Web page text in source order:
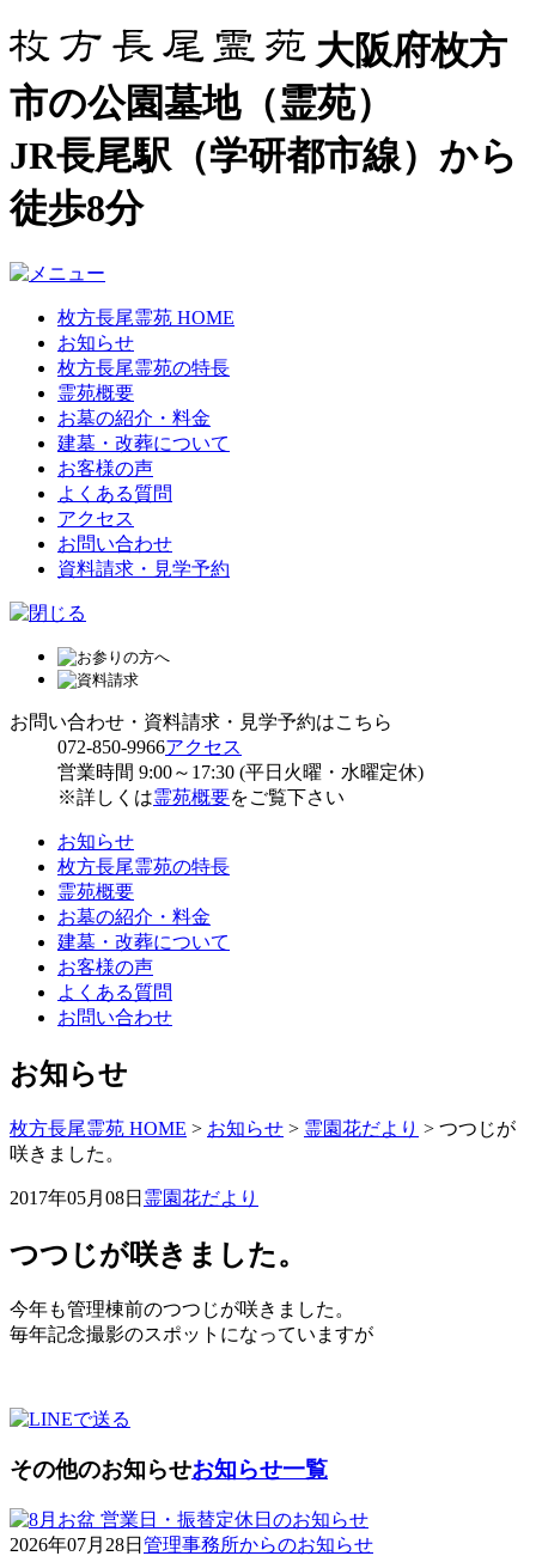
大阪府枚方
市の公園墓地（霊苑）
JR長尾駅（学研都市線）から
徒歩8分
枚方長尾霊苑 HOME
お知らせ
枚方長尾霊苑の特長
霊苑概要
お墓の紹介・料金
建墓・改葬について
お客様の声
よくある質問
アクセス
お問い合わせ
資料請求・見学予約
お問い合わせ・資料請求・見学予約はこちら
072-850-9966アクセス
営業時間 9:00～17:30 (平日火曜・水曜定休)
※詳しくは霊苑概要をご覧下さい
お知らせ
枚方長尾霊苑の特長
霊苑概要
お墓の紹介・料金
建墓・改葬について
お客様の声
よくある質問
お問い合わせ
お知らせ
枚方長尾霊苑 HOME > お知らせ > 霊園花だより > つつじが
咲きました。
2017年05月08日 霊園花だより
つつじが咲きました。
今年も管理棟前のつつじが咲きました。
毎年記念撮影のスポットになっていますが
その他のお知らせお知らせ一覧
2026年07月28日 管理事務所からのお知らせ